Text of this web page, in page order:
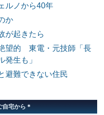
ルノから40年
か
が起きたら
望的 東電・元技師「長
発生も」
避難できない住民
自宅から＊